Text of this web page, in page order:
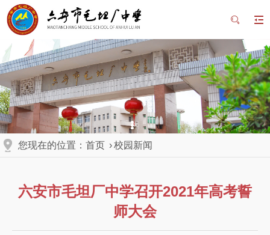
您现在的位置： 首页 ›校园新闻
六安市毛坦厂中学召开2021年高考誓
师大会